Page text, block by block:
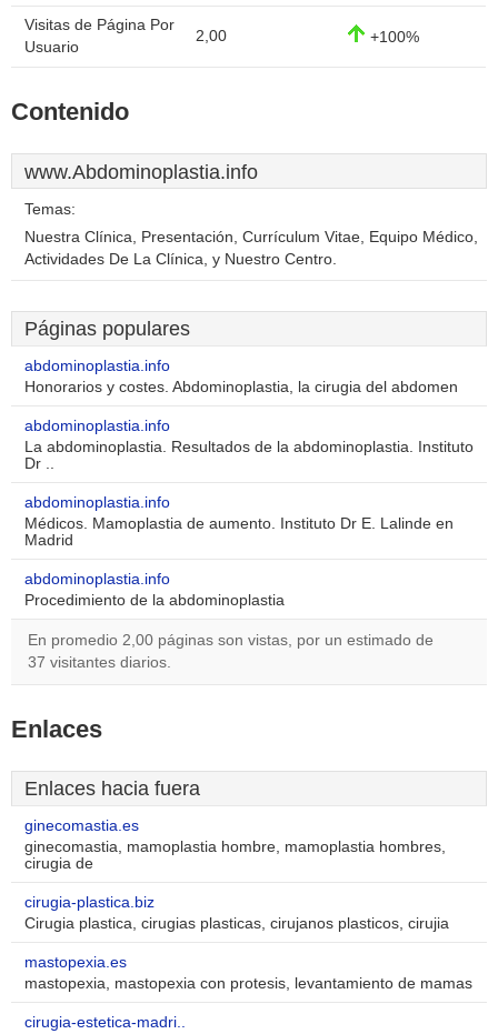
Visitas de Página Por
Usuario
2,00 +100%
Contenido
www.Abdominoplastia.info
Temas:
Nuestra Clínica, Presentación, Currículum Vitae, Equipo Médico,
Actividades De La Clínica, y Nuestro Centro.
Páginas populares
abdominoplastia.info
Honorarios y costes. Abdominoplastia, la cirugia del abdomen
abdominoplastia.info
La abdominoplastia. Resultados de la abdominoplastia. Instituto
Dr ..
abdominoplastia.info
Médicos. Mamoplastia de aumento. Instituto Dr E. Lalinde en
Madrid
abdominoplastia.info
Procedimiento de la abdominoplastia
En promedio 2,00 páginas son vistas, por un estimado de
37 visitantes diarios.
Enlaces
Enlaces hacia fuera
ginecomastia.es
ginecomastia, mamoplastia hombre, mamoplastia hombres,
cirugia de
cirugia-plastica.biz
Cirugia plastica, cirugias plasticas, cirujanos plasticos, cirujia
mastopexia.es
mastopexia, mastopexia con protesis, levantamiento de mamas
cirugia-estetica-madri..